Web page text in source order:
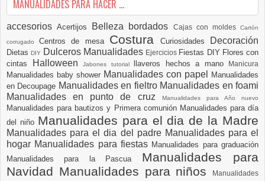
MANUALIDADES PARA HACER ...
accesoriosAcertijos Belleza bordados Cajas con moldesCartón
corrugadoCentros de mesa Costura Curiosidades Decoración
DietasDIY Dulceros Manualidades Ejercicios Fiestas DIY Flores con
cintas
Halloween Jabones tutorial llaveros hechos a mano Manicura
Manualidades baby shower Manualidades con papel
Manualidades
en Decoupage Manualidades en fieltro Manualidades en foami
Manualidades en punto de cruz
Manualidades para Año nuevo
Manualidades para bautizos y Primera comunión Manualidades para día
del niño Manualidades para el dia de la Madre
Manualidades para el dia del padre Manualidades para el
hogar Manualidades para fiestas Manualidades para graduación
Manualidades para la Pascua Manualidades para
Navidad Manualidades para niños
Manualidades